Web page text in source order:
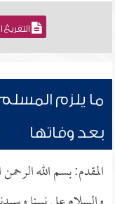
ما يلزم المسلم
بعد وفاتها
المقدم: بسم الله